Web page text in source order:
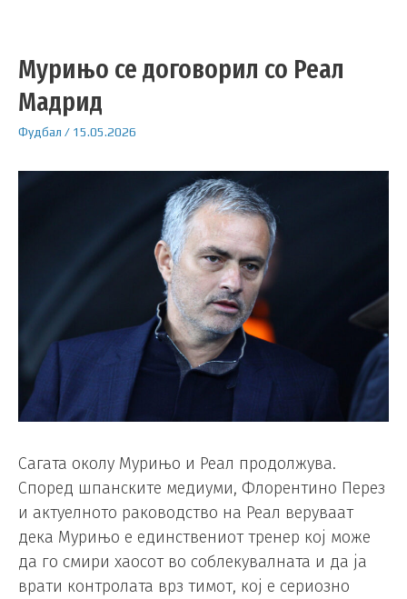
Мурињо се договорил со Реал
Мадрид
Фудбал / 15.05.2026
Сагата околу Мурињо и Реал продолжува.
Според шпанските медиуми, Флорентино Перез
и актуелното раководство на Реал веруваат
дека Мурињо е единствениот тренер кој може
да го смири хаосот во соблекувалната и да ја
врати контролата врз тимот, кој е сериозно